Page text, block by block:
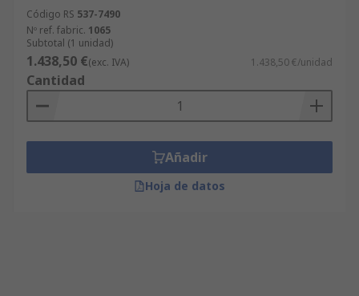
Código RS 537-7490
Nº ref. fabric. 1065
Subtotal (1 unidad)
1.438,50 €(exc. IVA) 1.438,50 €/unidad
Cantidad
Añadir
Hoja de datos